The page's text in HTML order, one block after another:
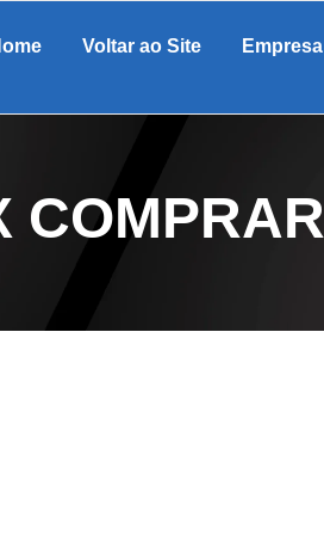
Voltar ao Site Empresa
COMPRAR